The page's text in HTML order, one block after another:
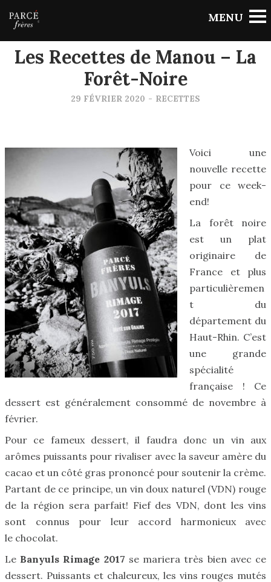
Retour
Les Recettes de Manou – La
Forêt-Noire
29 FÉVRIER 2020 - RECETTES
Voici une
nouvelle recette
pour ce week-
end!
La forêt noire
est un plat
originaire de
France et plus
particulièremen
t du
département du
Haut-Rhin. C’est
une grande
spécialité
française ! Ce
dessert est généralement consommé de novembre à
février.
Pour ce fameux dessert, il faudra donc un vin aux
arômes puissants pour rivaliser avec la saveur amère du
cacao et un côté gras prononcé pour soutenir la crème.
Partant de ce principe, un vin doux naturel (VDN) rouge
de la région sera parfait! Fief des VDN, dont les vins
sont connus pour leur accord harmonieux avec
le chocolat.
Le Banyuls Rimage 2017 se mariera très bien avec ce
dessert. Puissants et chaleureux, les vins rouges mutés